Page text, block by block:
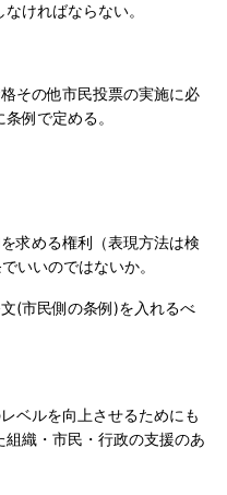
ければならない。
その他市民投票の実施に必
例で定める。
求める権利（表現方法は検
いいのではないか。
(市民側の条例)を入れるべ
ベルを向上させるためにも
織・市民・行政の支援のあ